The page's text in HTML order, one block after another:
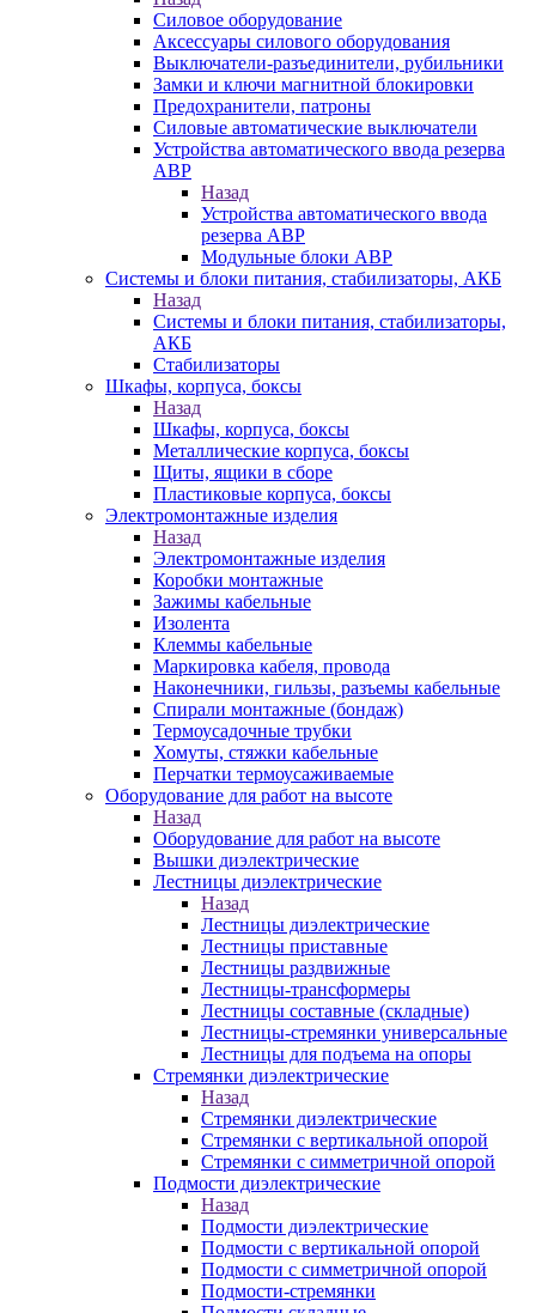
Силовое оборудование
Аксессуары силового оборудования
Выключатели-разъединители, рубильники
Замки и ключи магнитной блокировки
Предохранители, патроны
Силовые автоматические выключатели
Устройства автоматического ввода резерва
АВР
Назад
Устройства автоматического ввода
резерва АВР
Модульные блоки АВР
Системы и блоки питания, стабилизаторы, АКБ
Назад
Системы и блоки питания, стабилизаторы,
АКБ
Стабилизаторы
Шкафы, корпуса, боксы
Назад
Шкафы, корпуса, боксы
Металлические корпуса, боксы
Щиты, ящики в сборе
Пластиковые корпуса, боксы
Электромонтажные изделия
Назад
Электромонтажные изделия
Коробки монтажные
Зажимы кабельные
Изолента
Клеммы кабельные
Маркировка кабеля, провода
Наконечники, гильзы, разъемы кабельные
Спирали монтажные (бондаж)
Термоусадочные трубки
Хомуты, стяжки кабельные
Перчатки термоусаживаемые
Оборудование для работ на высоте
Назад
Оборудование для работ на высоте
Вышки диэлектрические
Лестницы диэлектрические
Назад
Лестницы диэлектрические
Лестницы приставные
Лестницы раздвижные
Лестницы-трансформеры
Лестницы составные (складные)
Лестницы-стремянки универсальные
Лестницы для подъема на опоры
Стремянки диэлектрические
Назад
Стремянки диэлектрические
Стремянки с вертикальной опорой
Стремянки с симметричной опорой
Подмости диэлектрические
Назад
Подмости диэлектрические
Подмости с вертикальной опорой
Подмости с симметричной опорой
Подмости-стремянки